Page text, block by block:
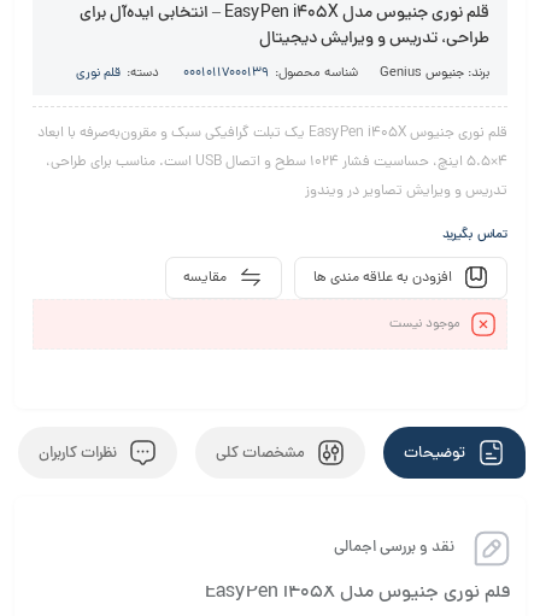
قلم نوری جنیوس مدل EasyPen i405X – انتخابی ایده‌آل برای
طراحی، تدریس و ویرایش دیجیتال
برند: جنیوس Genius شناسه محصول: 00010117000139 دسته: قلم نوری
قلم نوری جنیوس EasyPen i405X یک تبلت گرافیکی سبک و مقرون‌به‌صرفه با ابعاد
4×5.5 اینچ، حساسیت فشار 1024 سطح و اتصال USB است. مناسب برای طراحی،
تدریس و ویرایش تصاویر در ویندوز
تماس بگیرید
مقایسه افزودن به علاقه مندی ها
موجود نیست
توضیحات مشخصات کلی نظرات کاربران
نقد و بررسی اجمالی
قلم نوری جنیوس مدل EasyPen i405X